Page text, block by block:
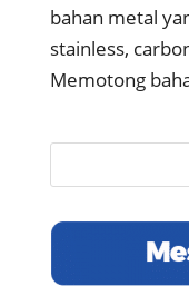
bahan metal
stainless,
Memotong